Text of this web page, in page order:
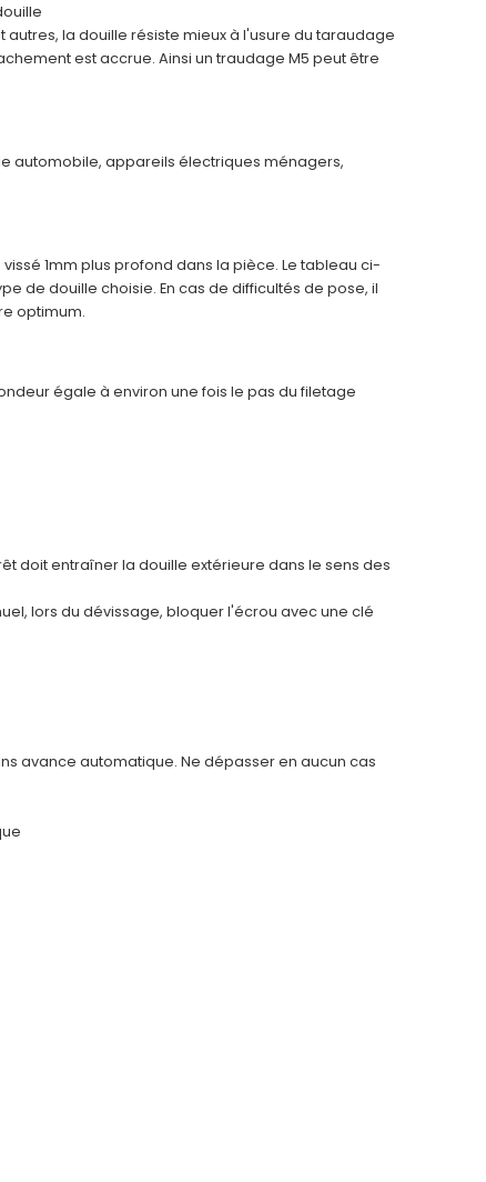
la douille résiste mieux à l'usure du taraudage
est accrue. Ainsi un traudage M5 peut être
automobile, appareils électriques ménagers,
1mm plus profond dans la pièce. Le tableau ci-
de douille choisie. En cas de difficultés de pose, il
optimum.
égale à environ une fois le pas du filetage
doit entraîner la douille extérieure dans le sens des
lors du dévissage, bloquer l'écrou avec une clé
avance automatique. Ne dépasser en aucun cas